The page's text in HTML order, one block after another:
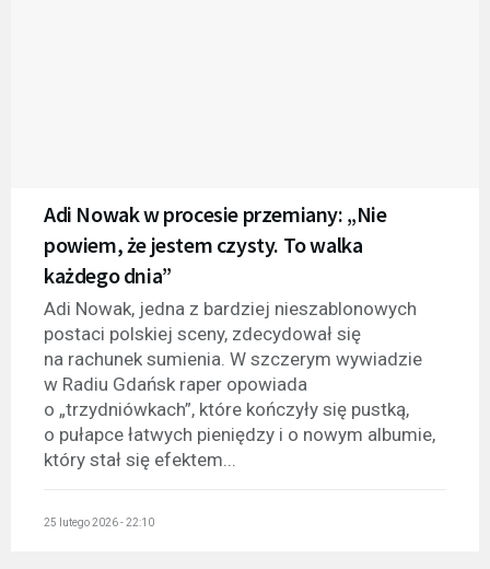
Adi Nowak w procesie przemiany: „Nie
powiem, że jestem czysty. To walka
każdego dnia”
Adi Nowak, jedna z bardziej nieszablonowych
postaci polskiej sceny, zdecydował się
na rachunek sumienia. W szczerym wywiadzie
w Radiu Gdańsk raper opowiada
o „trzydniówkach”, które kończyły się pustką,
o pułapce łatwych pieniędzy i o nowym albumie,
który stał się efektem...
25 lutego 2026 - 22:10